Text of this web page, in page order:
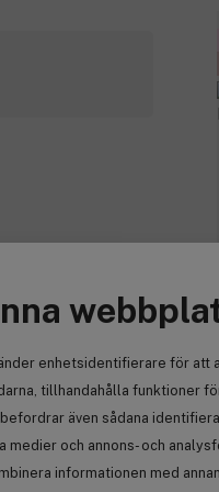
enhetsidentifierare för att
tillhandahålla funktioner
även sådana
medier och annons- och
informationen med